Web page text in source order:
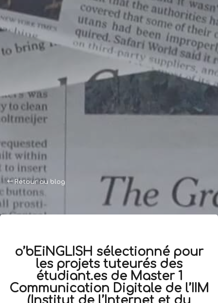
Retour au blog
o’bEiNGLISH sélectionné pour
les projets tuteurés des
étudiant.es de Master 1
Communication Digitale de l’IIM